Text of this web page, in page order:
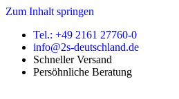
Zum Inhalt springen
Tel.: +49 2161 27760-0
info@2s-deutschland.de
Schneller Versand
Persöhnliche Beratung